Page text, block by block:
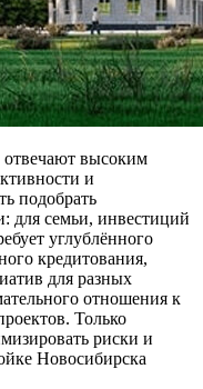
высоким
и
подобрать
для семьи, инвестиций
углублённого
кредитования,
для разных
отношения к
Только
риски и
Новосибирска